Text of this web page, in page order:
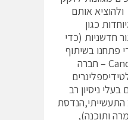
ולהוציא אותם
כגון
חדשניות (כדי
פתחנו בשיתוף
פעולה עם חברת Cando-X – חברה
ניסיון רב
התעשייתי,הנדסת
ותוכנה),